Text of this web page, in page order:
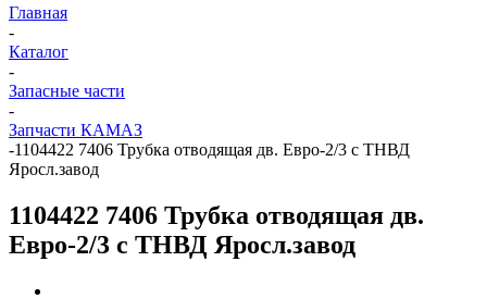
Главная
-
Каталог
-
Запасные части
-
Запчасти КАМАЗ
-1104422 7406 Трубка отводящая дв. Евро-2/3 с ТНВД
Яросл.завод
1104422 7406 Трубка отводящая дв.
Евро-2/3 с ТНВД Яросл.завод